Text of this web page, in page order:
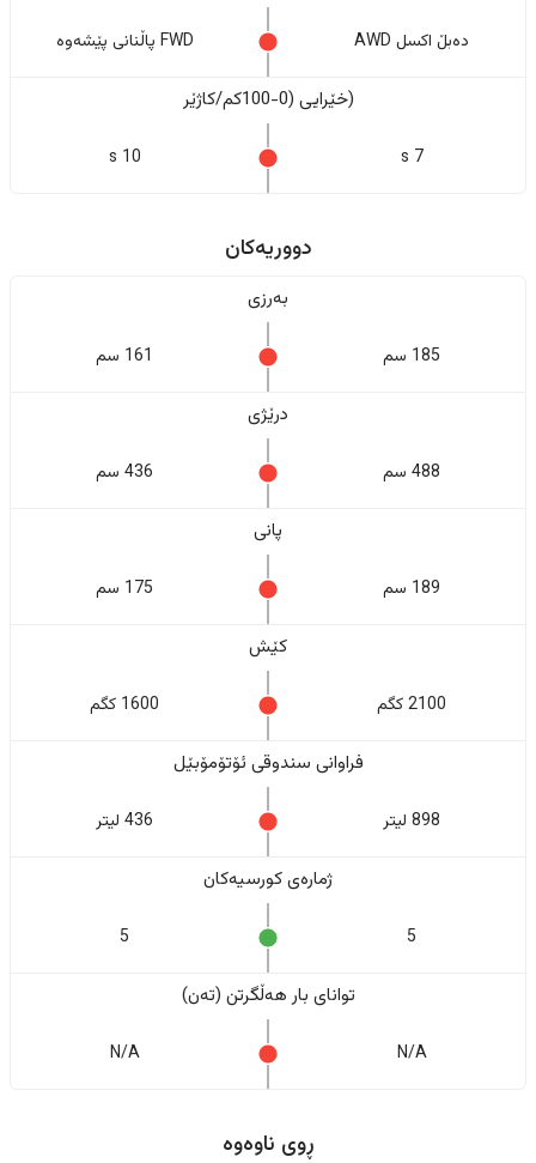
دەبڵ اکسل AWD FWD پاڵنانی پێشەوە
(خێرایی (0-100کم/کاژێر
7 s
10 s
دووریەکان
بەرزی
185 سم 161 سم
درێژی
488 سم 436 سم
پانی
189 سم 175 سم
کێش
2100 کگم 1600 کگم
فراوانی سندوقی ئۆتۆمۆبێل
898 لیتر 436 لیتر
ژمارەی کورسیەکان
5
5
تواناى بار هەڵگرتن (تەن)
N/A
N/A
ڕوی ناوەوە